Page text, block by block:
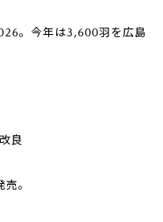
。今年は3,600羽を広島
良
。